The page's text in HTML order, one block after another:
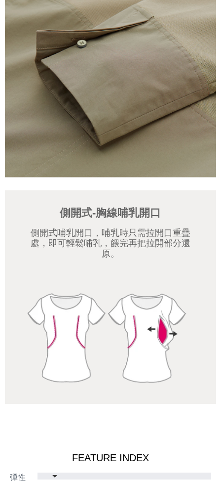
側開式-胸線哺乳開口
側開式哺乳開口，哺乳時只需拉開口重疊
處，即可輕鬆哺乳，餵完再把拉開部分還
原。
FEATURE INDEX